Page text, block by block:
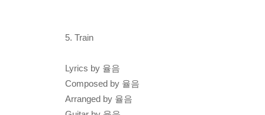
5. Train
Lyrics by 율음
Composed by 율음
Arranged by 율음